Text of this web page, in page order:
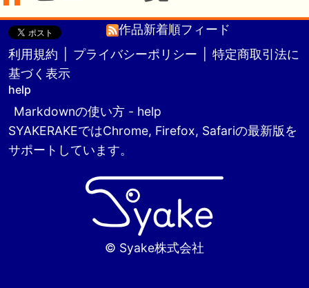
作品新着順フィード
利用規約
プライバシーポリシー
特定商取引法に
基づく表示
help
Markdownの使い方 - help
SYAKERAKEではChrome, Firefox, Safariの最新版を
サポートしています。
© Syake株式会社